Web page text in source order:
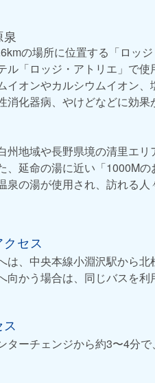
の場所に位置する「ロッ
ル「ロッジ・アトリエ」で
イオンやカルシウムイオン
消化器病、やけどなどに効果
州地域や長野県境の清里エ
、延命の湯に近い「1000M
泉の湯が使用され、訪れる人
セス
は、中央本線小淵沢駅から
向かう場合は、同じバスを
ターチェンジから約3〜4分